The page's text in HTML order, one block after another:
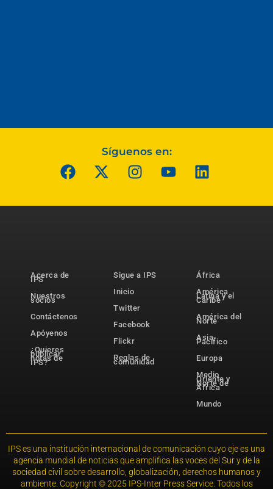
Síguenos en:
Acerca de
IPS
Nuestros
socios
Contáctenos
Apóyenos
¿Quieres
publicar
notas de
IPS?
Sigue a IPS
Inicio
Twitter
Facebook
Flickr
Reglas de
comunidad
África
América
Latina y el
Caribe
América del
Norte
Asia-
Pacífico
Europa
Medio
Oriente y
Norte de
África
Mundo
IPS es una institución internacional de comunicación cuyo eje es una
agencia mundial de noticias que amplifica las voces del Sur y de la
sociedad civil sobre desarrollo, globalización, derechos humanos y
ambiente. Copyright © 2025 IPS-Inter Press Service. Todos los